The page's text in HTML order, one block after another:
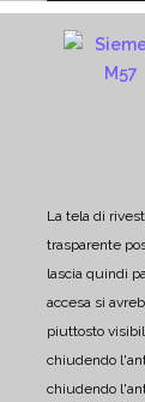
La tela di
trasparente
lascia quindi
accesa si
piuttosto
chiudendo
chiudendo